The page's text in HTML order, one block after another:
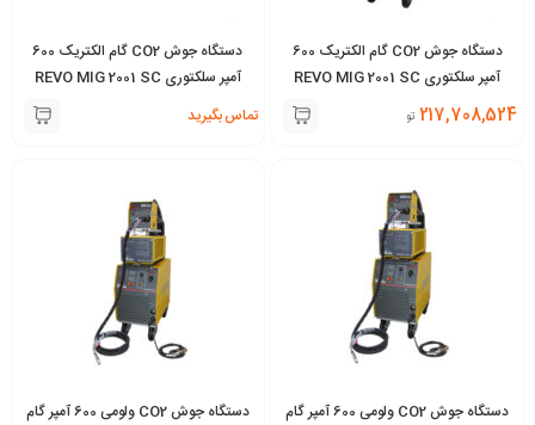
دستگاه جوش CO2 گام الکتریک 600
آمپر سلکتوری REVO MIG 2001 SC
هوا خنک217,708,524 تومان
دستگاه جوش CO2 گام الکتریک 600
آمپر سلکتوری REVO MIG 2001 SC
تماس بگیرید
دستگاه جوش CO2 ولومی 600 آمپر گام
دستگاه جوش CO2 ولومی 600 آمپر گام